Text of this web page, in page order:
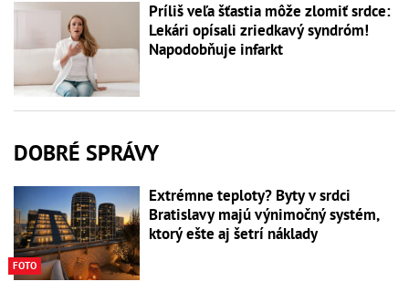
Príliš veľa šťastia môže zlomiť srdce:
Lekári opísali zriedkavý syndróm!
Napodobňuje infarkt
DOBRÉ SPRÁVY
FOTO
Extrémne teploty? Byty v srdci
Bratislavy majú výnimočný systém,
ktorý ešte aj šetrí náklady